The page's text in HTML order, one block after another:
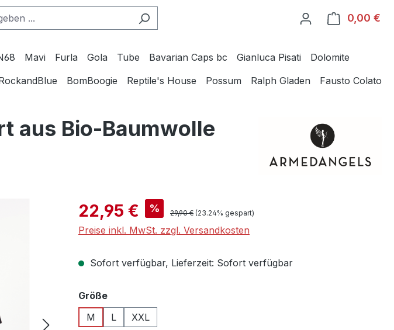
0,00 €
Mavi Furla Gola Tube Bavarian Caps bc Gianluca Pisati
Dolomite
BomBoogie Reptile's House Possum Ralph Gladen
Fausto Colato
aus Bio-Baumwolle
Verkaufspreis:
22,95 € % Regulärer Preis:
29,90 € (23.24% gespart)
Preise inkl. MwSt. zzgl. Versandkosten
Sofort verfügbar, Lieferzeit: Sofort verfügbar
Größeauswählen
M
L XXL